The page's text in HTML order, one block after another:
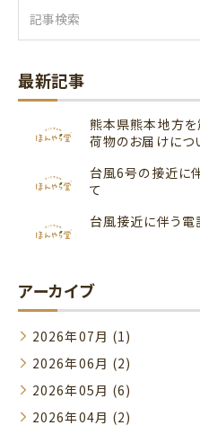
最新記事
熊本県熊本地方を
荷物のお届けにつ
台風6号の接近に
て
台風接近に伴う電
アーカイブ
2026年07月 (1)
2026年06月 (2)
2026年05月 (6)
2026年04月 (2)